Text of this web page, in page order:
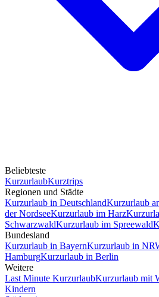
Beliebteste
KurzurlaubKurztrips
Regionen und Städte
Kurzurlaub in DeutschlandKurzurlaub
der NordseeKurzurlaub im Harz
SchwarzwaldKurzurlaub im Spreewald
Bundesland
Kurzurlaub in BayernKurzurlaub in
HamburgKurzurlaub in Berlin
Weitere
Last Minute KurzurlaubKurzurlaub mit
Kindern